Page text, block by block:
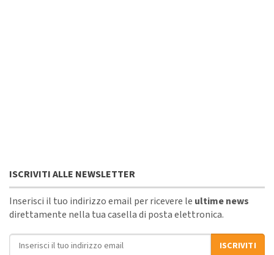
ISCRIVITI ALLE NEWSLETTER
Inserisci il tuo indirizzo email per ricevere le ultime news
direttamente nella tua casella di posta elettronica.
Indirizzo email
ISCRIVITI